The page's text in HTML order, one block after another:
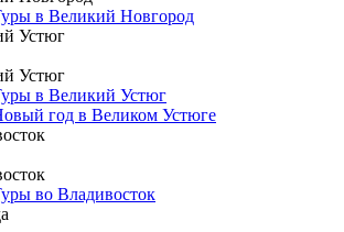
в Великий Новгород
Устюг
Устюг
в Великий Устюг
год в Великом Устюге
во Владивосток